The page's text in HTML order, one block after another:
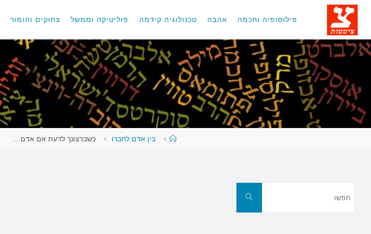
דלגו
פילוסופיה וחכמה אהבה טכנולוגיה קידמה פוליטיקה וממשל צחוקים והומור
עמודבין אדם לחברו כשברצונך לדעת אם אדם…
חפשו